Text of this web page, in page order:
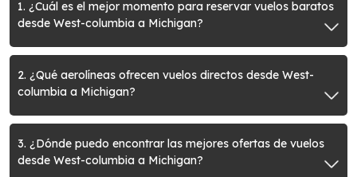
1. ¿Cuál es el mejor momento para reservar vuelos baratos
desde West-columbia a Michigan?
2. ¿Qué aerolíneas ofrecen vuelos directos desde West-
columbia a Michigan?
3. ¿Dónde puedo encontrar las mejores ofertas de vuelos
desde West-columbia a Michigan?